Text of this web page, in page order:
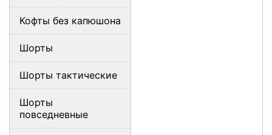
Кофты без капюшона
Шорты
Шорты тактические
Шорты
повседневные